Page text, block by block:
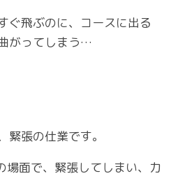
ぐ飛ぶのに、コースに出る
がってしまう…
張の仕業です。
場面で、緊張してしまい、力